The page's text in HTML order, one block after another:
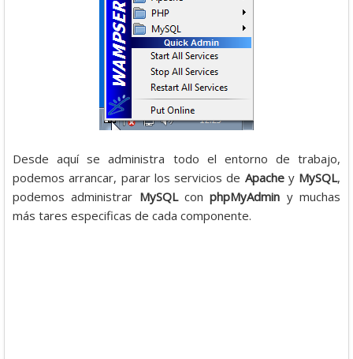
Desde aquí se administra todo el entorno de trabajo,
podemos arrancar, parar los servicios de Apachey MySQL,
podemos administrar MySQLconphpMyAdmin y muchas
más tares especificas de cada componente.